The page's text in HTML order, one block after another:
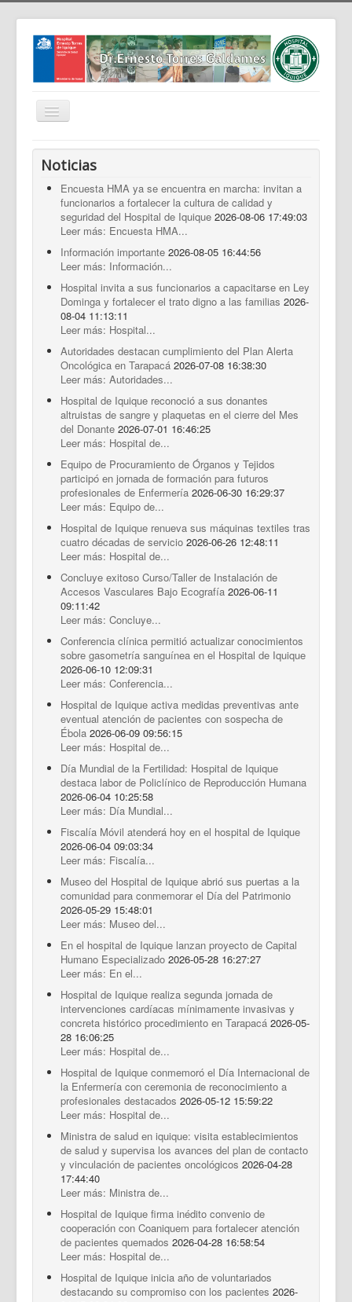
Cambiar
navegación
Home
Noticias
Trabaja Con Nosotros
Contáctenos
Intranet
Planificación
Gestión de Personas
Documentos Destacados
Noticias
Encuesta HMA ya se encuentra en marcha: invitan a
funcionarios a fortalecer la cultura de calidad y
seguridad del Hospital de Iquique 2026-08-06 17:49:03
Leer más: Encuesta HMA...
Información importante 2026-08-05 16:44:56
Leer más: Información...
Hospital invita a sus funcionarios a capacitarse en Ley
Dominga y fortalecer el trato digno a las familias 2026-
08-04 11:13:11
Leer más: Hospital...
Autoridades destacan cumplimiento del Plan Alerta
Oncológica en Tarapacá 2026-07-08 16:38:30
Leer más: Autoridades...
Hospital de Iquique reconoció a sus donantes
altruistas de sangre y plaquetas en el cierre del Mes
del Donante 2026-07-01 16:46:25
Leer más: Hospital de...
Equipo de Procuramiento de Órganos y Tejidos
participó en jornada de formación para futuros
profesionales de Enfermería 2026-06-30 16:29:37
Leer más: Equipo de...
Hospital de Iquique renueva sus máquinas textiles tras
cuatro décadas de servicio 2026-06-26 12:48:11
Leer más: Hospital de...
Concluye exitoso Curso/Taller de Instalación de
Accesos Vasculares Bajo Ecografía 2026-06-11
09:11:42
Leer más: Concluye...
Conferencia clínica permitió actualizar conocimientos
sobre gasometría sanguínea en el Hospital de Iquique
2026-06-10 12:09:31
Leer más: Conferencia...
Hospital de Iquique activa medidas preventivas ante
eventual atención de pacientes con sospecha de
Ébola 2026-06-09 09:56:15
Leer más: Hospital de...
Día Mundial de la Fertilidad: Hospital de Iquique
destaca labor de Policlínico de Reproducción Humana
2026-06-04 10:25:58
Leer más: Día Mundial...
Fiscalía Móvil atenderá hoy en el hospital de Iquique
2026-06-04 09:03:34
Leer más: Fiscalía...
Museo del Hospital de Iquique abrió sus puertas a la
comunidad para conmemorar el Día del Patrimonio
2026-05-29 15:48:01
Leer más: Museo del...
En el hospital de Iquique lanzan proyecto de Capital
Humano Especializado 2026-05-28 16:27:27
Leer más: En el...
Hospital de Iquique realiza segunda jornada de
intervenciones cardíacas mínimamente invasivas y
concreta histórico procedimiento en Tarapacá 2026-05-
28 16:06:25
Leer más: Hospital de...
Hospital de Iquique conmemoró el Día Internacional de
la Enfermería con ceremonia de reconocimiento a
profesionales destacados 2026-05-12 15:59:22
Leer más: Hospital de...
Ministra de salud en iquique: visita establecimientos
de salud y supervisa los avances del plan de contacto
y vinculación de pacientes oncológicos 2026-04-28
17:44:40
Leer más: Ministra de...
Hospital de Iquique firma inédito convenio de
cooperación con Coaniquem para fortalecer atención
de pacientes quemados 2026-04-28 16:58:54
Leer más: Hospital de...
Hospital de Iquique inicia año de voluntariados
destacando su compromiso con los pacientes 2026-